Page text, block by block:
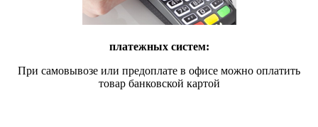
платежных систем:
При самовывозе или предоплате в офисе можно оплатить
товар банковской картой